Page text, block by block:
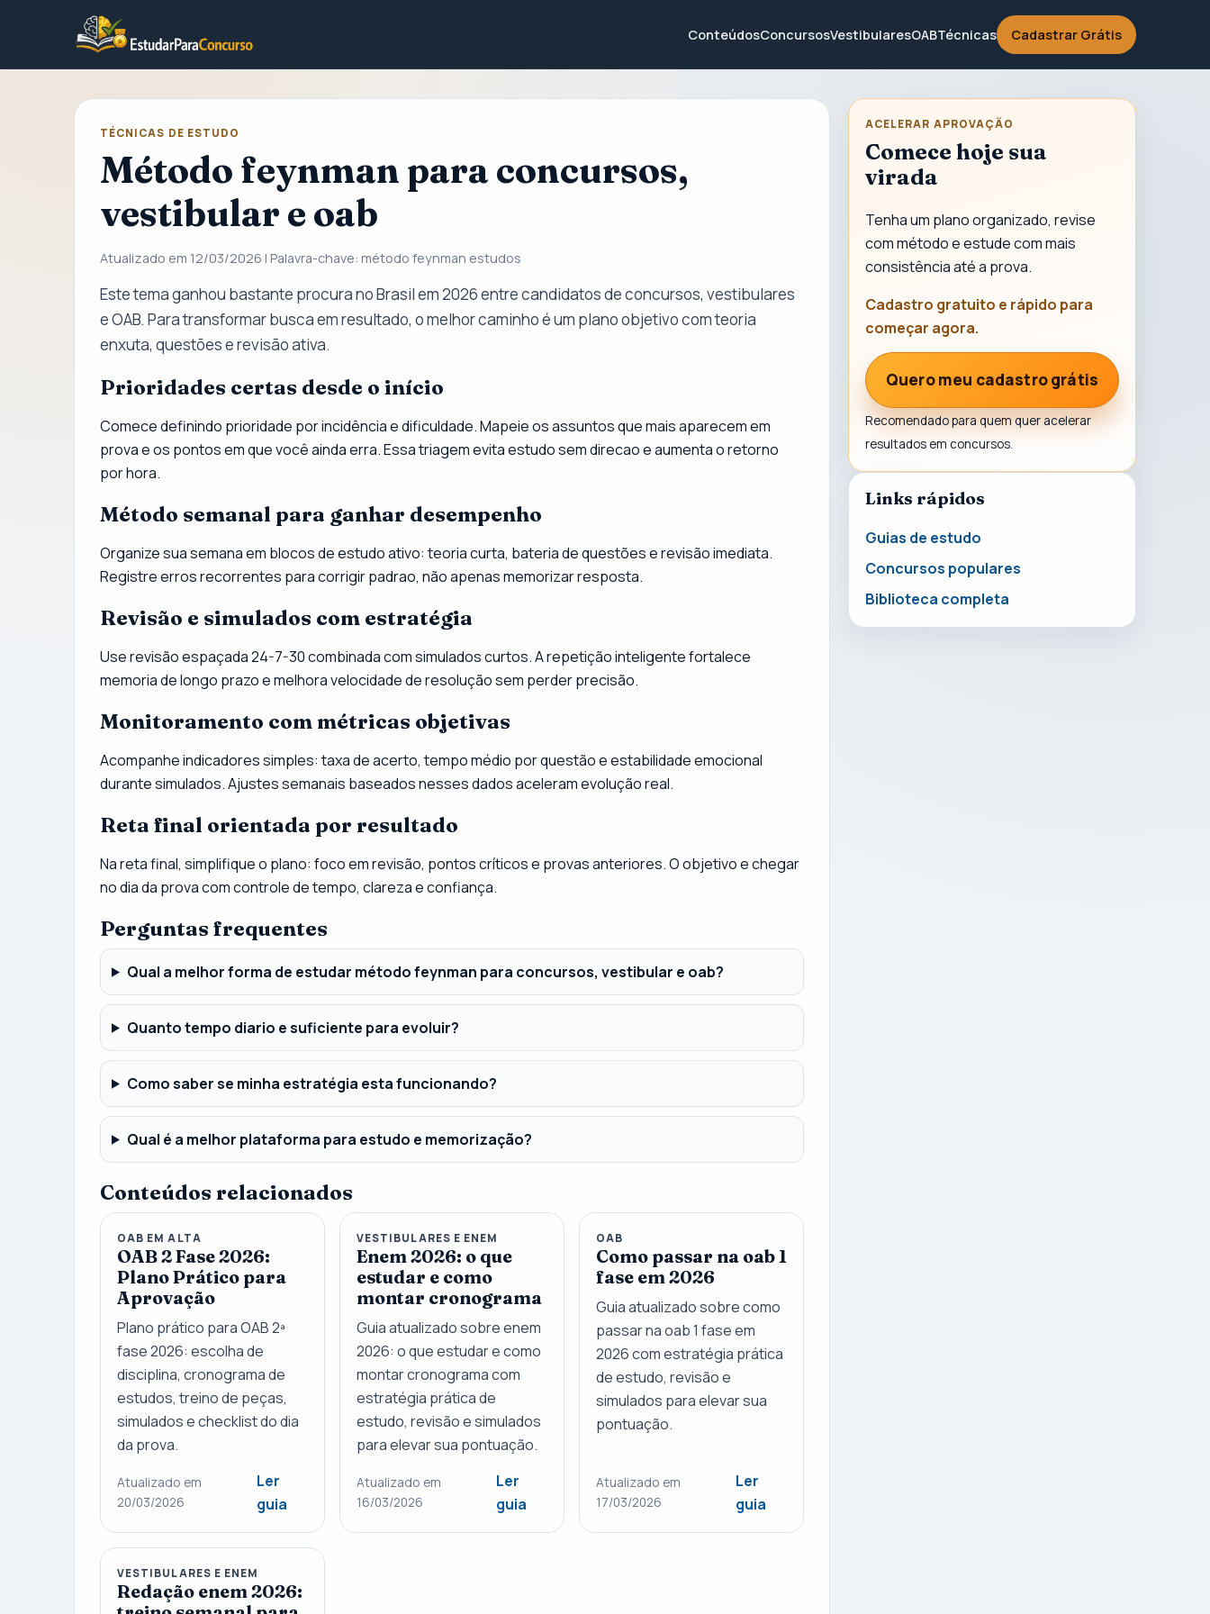
ConteúdosConcursosVestibularesOABTécnicas Cadastrar Grátis
TÉCNICAS DE ESTUDO
Método feynman para concursos,
vestibular e oab
Atualizado em 12/03/2026 | Palavra-chave: método feynman estudos
Este tema ganhou bastante procura no Brasil em 2026 entre candidatos de concursos, vestibulares
e OAB. Para transformar busca em resultado, o melhor caminho é um plano objetivo com teoria
enxuta, questões e revisão ativa.
Prioridades certas desde o início
Comece definindo prioridade por incidência e dificuldade. Mapeie os assuntos que mais aparecem em
prova e os pontos em que você ainda erra. Essa triagem evita estudo sem direcao e aumenta o retorno
por hora.
Método semanal para ganhar desempenho
Organize sua semana em blocos de estudo ativo: teoria curta, bateria de questões e revisão imediata.
Registre erros recorrentes para corrigir padrao, não apenas memorizar resposta.
Revisão e simulados com estratégia
Use revisão espaçada 24-7-30 combinada com simulados curtos. A repetição inteligente fortalece
memoria de longo prazo e melhora velocidade de resolução sem perder precisão.
Monitoramento com métricas objetivas
Acompanhe indicadores simples: taxa de acerto, tempo médio por questão e estabilidade emocional
durante simulados. Ajustes semanais baseados nesses dados aceleram evolução real.
Reta final orientada por resultado
Na reta final, simplifique o plano: foco em revisão, pontos críticos e provas anteriores. O objetivo e chegar
no dia da prova com controle de tempo, clareza e confiança.
Perguntas frequentes
Qual a melhor forma de estudar método feynman para concursos, vestibular e oab?
Quanto tempo diario e suficiente para evoluir?
Como saber se minha estratégia esta funcionando?
Qual é a melhor plataforma para estudo e memorização?
Conteúdos relacionados
OAB EM ALTA
OAB 2 Fase 2026:
Plano Prático para
Aprovação
Plano prático para OAB 2ª
fase 2026: escolha de
disciplina, cronograma de
estudos, treino de peças,
simulados e checklist do dia
da prova.
Atualizado em
20/03/2026
Ler
guia
VESTIBULARES E ENEM
Enem 2026: o que
estudar e como
montar cronograma
Guia atualizado sobre enem
2026: o que estudar e como
montar cronograma com
estratégia prática de
estudo, revisão e simulados
para elevar sua pontuação.
Atualizado em
16/03/2026
Ler
guia
OAB
Como passar na oab 1
fase em 2026
Guia atualizado sobre como
passar na oab 1 fase em
2026 com estratégia prática
de estudo, revisão e
simulados para elevar sua
pontuação.
Atualizado em
17/03/2026
Ler
guia
VESTIBULARES E ENEM
Redação enem 2026:
ACELERAR APROVAÇÃO
Comece hoje sua
virada
Tenha um plano organizado, revise
com método e estude com mais
consistência até a prova.
Cadastro gratuito e rápido para
começar agora.
Quero meu cadastro grátis
Recomendado para quem quer acelerar
resultados em concursos.
Links rápidos
Guias de estudo
Concursos populares
Biblioteca completa